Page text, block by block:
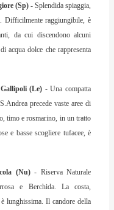
(Sp)- Splendida spiaggia,
Difficilmente raggiungibile, è
da cui discendono alcuni
acqua dolce che rappresenta
(Le) - Una compatta
precede vaste aree di
timo e rosmarino, in un tratto
e basse scogliere tufacee, è
(Nu)- Riserva Naturale
e Berchida. La costa,
lunghissima. Il candore della